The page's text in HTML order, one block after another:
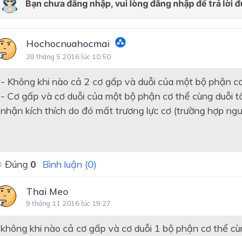
Hochocnuahocmai
28 tháng 5 2016 lúc 10:50
- Không khi nào cả 2 cơ gấp và duỗi của một bộ phận
- Cơ gấp và cơ duỗi của một bộ phận cơ thể cùng duỗi
nhận kích thích do đó mất trương lực cơ (trường hợp
Đúng 0 Bình luận (0)
Thai Meo
9 tháng 11 2016 lúc 19:27
không khi nào cả cơ gấp và cơ duỗi 1 bộ phận cơ thể